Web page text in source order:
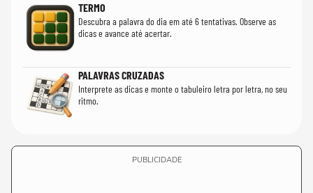
TERMO
Descubra a palavra do dia em até 6 tentativas. Observe as
dicas e avance até acertar.
PALAVRAS CRUZADAS
Interprete as dicas e monte o tabuleiro letra por letra, no seu
ritmo.
PUBLICIDADE